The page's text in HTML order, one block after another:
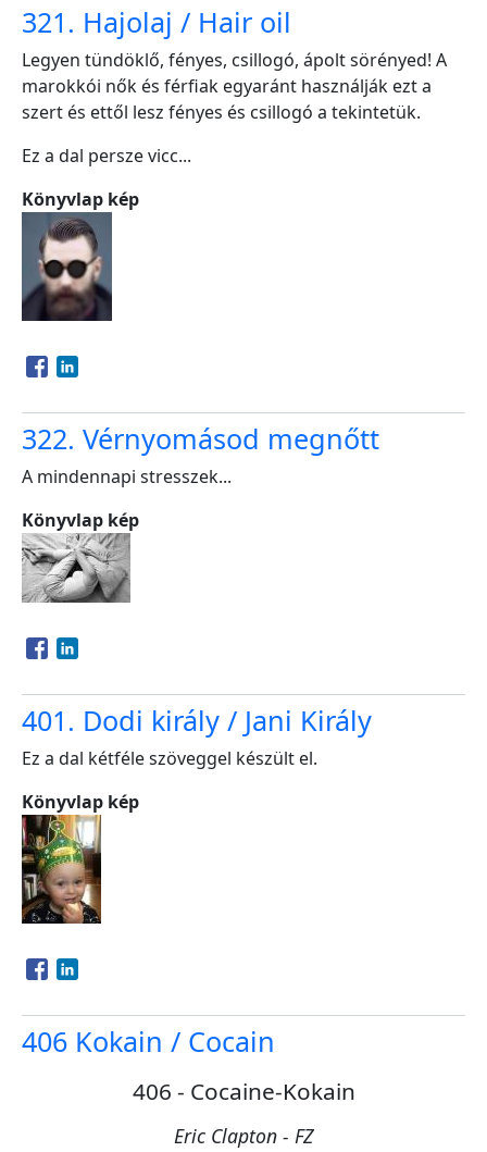
321. Hajolaj / Hair oil
Legyen tündöklő, fényes, csillogó, ápolt sörényed! A
marokkói nők és férfiak egyaránt használják ezt a
szert és ettől lesz fényes és csillogó a tekintetük.
Ez a dal persze vicc...
Könyvlap kép
Opens in a new window
Opens in a new window
322. Vérnyomásod megnőtt
A mindennapi stresszek...
Könyvlap kép
Opens in a new window
Opens in a new window
401. Dodi király / Jani Király
Ez a dal kétféle szöveggel készült el.
Könyvlap kép
Opens in a new window
Opens in a new window
406 Kokain / Cocain
406 - Cocaine-Kokain
Eric Clapton - FZ